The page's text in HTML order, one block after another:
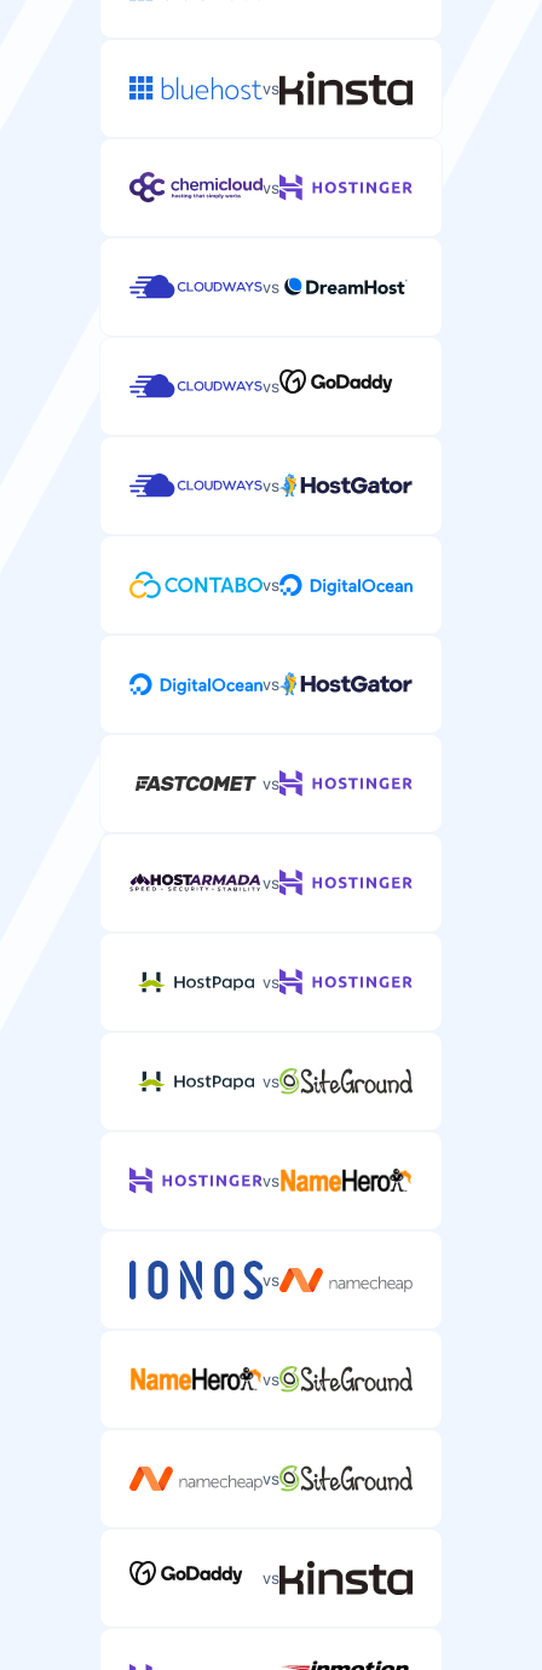
vs
vs
vs
vs
vs
vs
vs
vs
vs
vs
vs
vs
vs
vs
vs
vs